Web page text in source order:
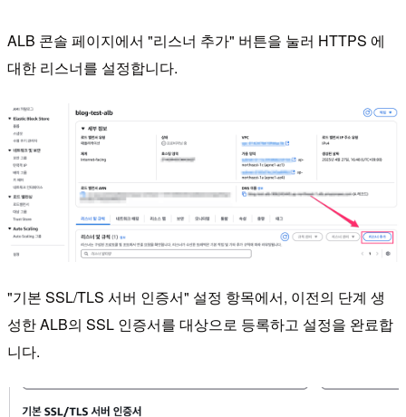
ALB 콘솔 페이지에서 "리스너 추가" 버튼을 눌러 HTTPS 에
대한 리스너를 설정합니다.
"기본 SSL/TLS 서버 인증서" 설정 항목에서, 이전의 단계 생
성한 ALB의 SSL 인증서를 대상으로 등록하고 설정을 완료합
니다.